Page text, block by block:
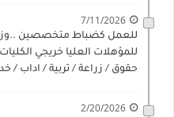
7/11/2026
للعمل كضباط متخصصين
للمؤهلات العليا خريجي
حقوق / زراعة / تربية / اداب /
2/20/2026